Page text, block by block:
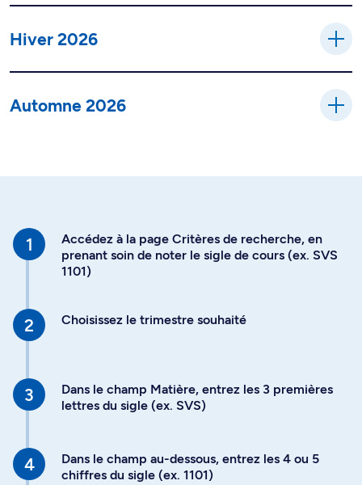
Hiver 2026
Automne 2026
Accédez à la page Critères de recherche, en
prenant soin de noter le sigle de cours (ex. SVS
1101)
Choisissez le trimestre souhaité
Dans le champ Matière, entrez les 3 premières
lettres du sigle (ex. SVS)
Dans le champ au-dessous, entrez les 4 ou 5
chiffres du sigle (ex. 1101)